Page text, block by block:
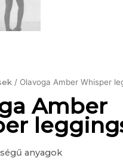
/ Olavoga Amber Whisper
Amber
anyagok